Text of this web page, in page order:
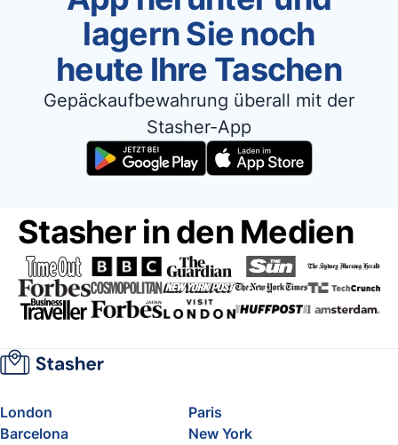
lagern Sie noch
heute Ihre Taschen
Gepäckaufbewahrung überall mit der
Stasher-App
Stasher in den Medien
London
Paris
Barcelona
New York